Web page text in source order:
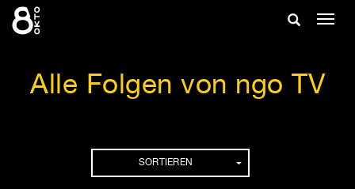
Zum
Inhalt
Suche
Alle Folgen von ngo TV
SORTIEREN